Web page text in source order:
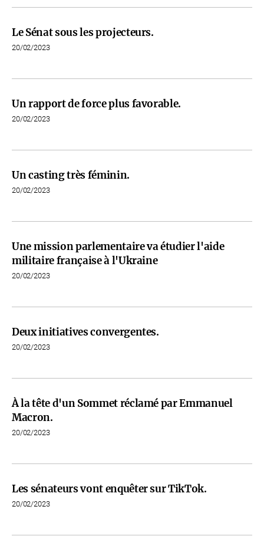
Le Sénat sous les projecteurs.
20/02/2023
Un rapport de force plus favorable.
20/02/2023
Un casting très féminin.
20/02/2023
Une mission parlementaire va étudier l'aide
militaire française à l'Ukraine
20/02/2023
Deux initiatives convergentes.
20/02/2023
À la tête d'un Sommet réclamé par Emmanuel
Macron.
20/02/2023
Les sénateurs vont enquêter sur TikTok.
20/02/2023